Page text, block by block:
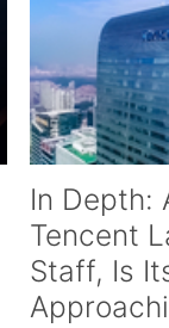
In Depth:
Tencent
Staff, Is